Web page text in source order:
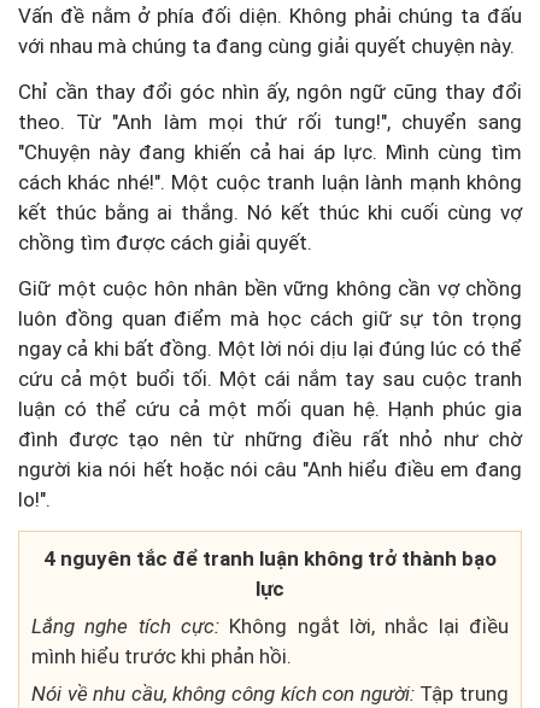
Vấn đề nằm ở phía đối diện. Không phải chúng ta đấu
với nhau mà chúng ta đang cùng giải quyết chuyện này.
Chỉ cần thay đổi góc nhìn ấy, ngôn ngữ cũng thay đổi
theo. Từ "Anh làm mọi thứ rối tung!", chuyển sang
"Chuyện này đang khiến cả hai áp lực. Mình cùng tìm
cách khác nhé!". Một cuộc tranh luận lành mạnh không
kết thúc bằng ai thắng. Nó kết thúc khi cuối cùng vợ
chồng tìm được cách giải quyết.
Giữ một cuộc hôn nhân bền vững không cần vợ chồng
luôn đồng quan điểm mà học cách giữ sự tôn trọng
ngay cả khi bất đồng. Một lời nói dịu lại đúng lúc có thể
cứu cả một buổi tối. Một cái nắm tay sau cuộc tranh
luận có thể cứu cả một mối quan hệ. Hạnh phúc gia
đình được tạo nên từ những điều rất nhỏ như chờ
người kia nói hết hoặc nói câu "Anh hiểu điều em đang
lo!".
4 nguyên tắc để tranh luận không trở thành bạo
lực
Lắng nghe tích cực: Không ngắt lời, nhắc lại điều
mình hiểu trước khi phản hồi.
Nói về nhu cầu, không công kích con người:Tập trung